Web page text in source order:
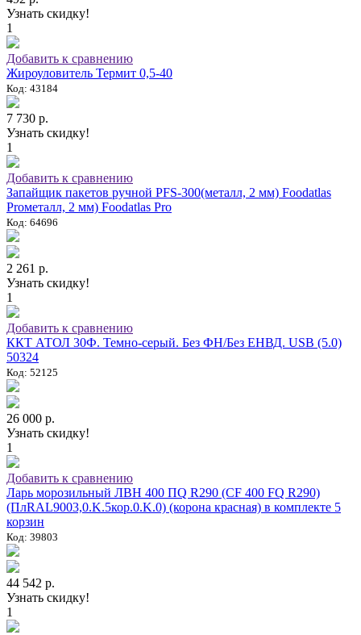
Узнать скидку!
1
Добавить к сравнению
Жироуловитель Термит 0,5-40
Код: 43184
7 730 р.
Узнать скидку!
1
Добавить к сравнению
Запайщик пакетов ручной PFS-300(металл, 2 мм) Foodatlas
Proметалл, 2 мм) Foodatlas Pro
Код: 64696
2 261 р.
Узнать скидку!
1
Добавить к сравнению
ККТ АТОЛ 30Ф. Темно-серый. Без ФН/Без ЕНВД. USB (5.0)
50324
Код: 52125
26 000 р.
Узнать скидку!
1
Добавить к сравнению
Ларь морозильный ЛВН 400 ПQ R290 (СF 400 FQ R290)
(ПлRAL9003,0.K.5кор.0.K.0) (корона красная) в комплекте 5
корзин
Код: 39803
44 542 р.
Узнать скидку!
1